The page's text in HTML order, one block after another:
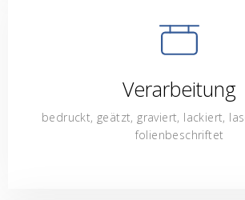
Verarbeitung
bedruckt, geätzt, graviert, lackiert,
folienbeschriftet